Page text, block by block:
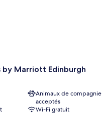
by Marriott Edinburgh
Animaux de compagnie
acceptés
Wi-Fi gratuit